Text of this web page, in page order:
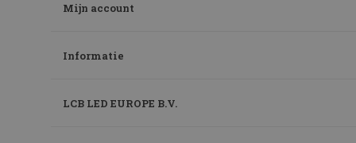
Mijn account
Informatie
LCB LED EUROPE B.V.